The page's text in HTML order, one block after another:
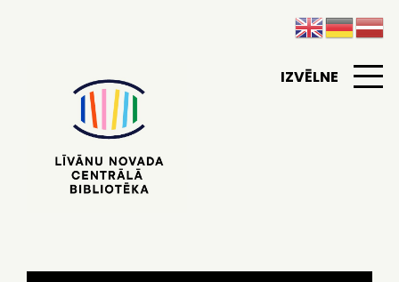
IZVĒLNE